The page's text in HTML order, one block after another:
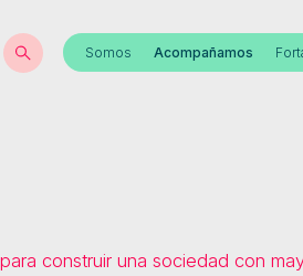
Somos Acompañamos
construir una sociedad con